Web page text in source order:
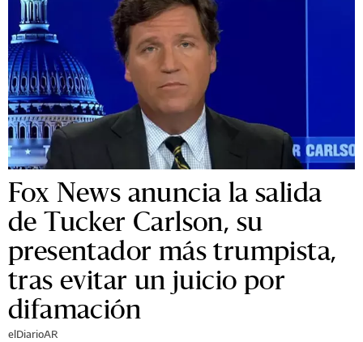
Fox News anuncia la salida
de Tucker Carlson, su
presentador más trumpista,
tras evitar un juicio por
difamación
elDiarioAR